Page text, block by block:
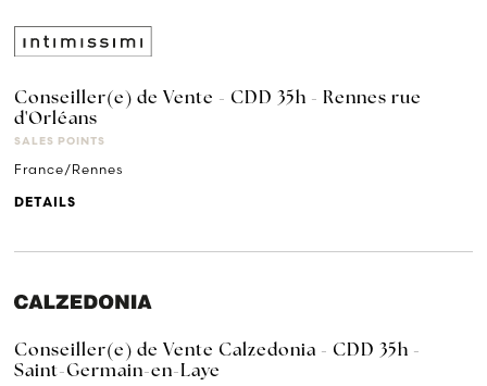
Conseiller(e) de Vente - CDD 35h - Rennes rue
d'Orléans
SALES POINTS
France/Rennes
DETAILS
Conseiller(e) de Vente Calzedonia - CDD 35h -
Saint-Germain-en-Laye